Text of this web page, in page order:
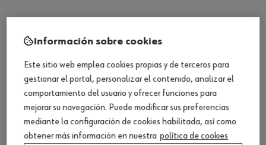
Ver producto
Información sobre cookies
Este sitio web emplea cookies propias y de terceros para
gestionar el portal, personalizar el contenido, analizar el
comportamiento del usuario y ofrecer funciones para
mejorar su navegación. Puede modificar sus preferencias
mediante la configuración de cookies habilitada, así como
obtener más información en nuestra política de cookies